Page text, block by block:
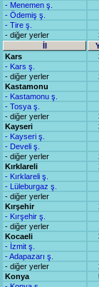
- Menemen ş.
- Ödemiş ş.
- Tire ş.
- diğer yerler
İl
Kars
- Kars ş.
- diğer yerler
Kastamonu
- Kastamonu ş.
- Tosya ş.
- diğer yerler
Kayseri
- Kayseri ş.
- Develi ş.
- diğer yerler
Kırklareli
- Kırklareli ş.
- Lüleburgaz ş.
- diğer yerler
Kırşehir
- Kırşehir ş.
- diğer yerler
Kocaeli
- İzmit ş.
- Adapazarı ş.
- diğer yerler
Konya